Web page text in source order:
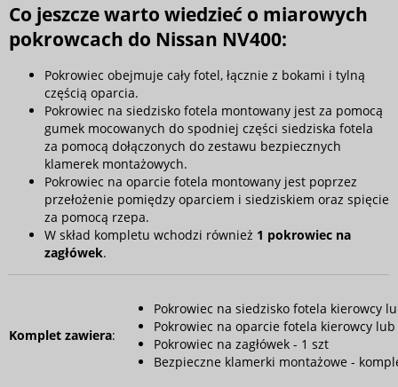
Co jeszcze warto wiedzieć o miarowych
pokrowcach do Nissan NV400:
Pokrowiec obejmuje cały fotel, łącznie z bokami i tylną
częścią oparcia.
Pokrowiec na siedzisko fotela montowany jest za pomocą
gumek mocowanych do spodniej części siedziska fotela
za pomocą dołączonych do zestawu bezpiecznych
klamerek montażowych.
Pokrowiec na oparcie fotela montowany jest poprzez
przełożenie pomiędzy oparciem i siedziskiem oraz spięcie
za pomocą rzepa.
W skład kompletu wchodzi również 1 pokrowiec na
zagłówek.
Komplet zawiera:
Pokrowiec na siedzisko fotela kierowcy
Pokrowiec na oparcie fotela kierowcy
Pokrowiec na zagłówek - 1 szt
Bezpieczne klamerki montażowe -